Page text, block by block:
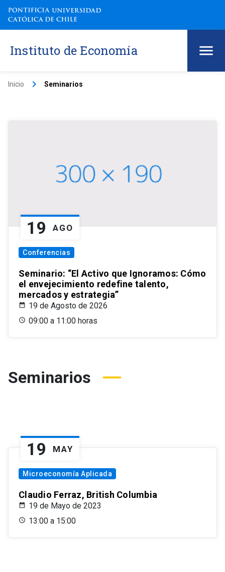
Instituto de Economía
Inicio keyboard_arrow_right Seminarios
19 AGO
Conferencias
Seminario: “El Activo que Ignoramos: Cómo
el envejecimiento redefine talento,
mercados y estrategia”
19 de Agosto de 2026
09:00 a 11:00 horas
Seminarios
19 MAY
Microeconomía Aplicada
Claudio Ferraz, British Columbia
19 de Mayo de 2023
13:00 a 15:00